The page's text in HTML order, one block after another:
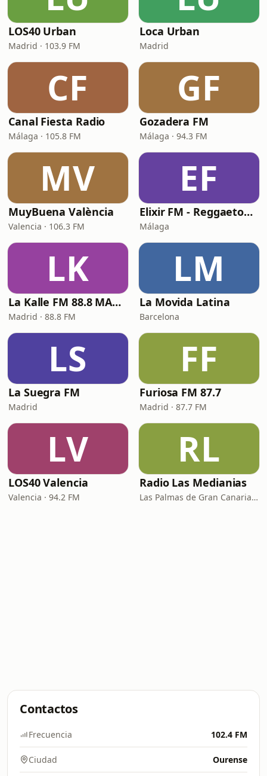
LOS40 Urban
Madrid · 103.9 FM
Loca Urban
Madrid
CF
Canal Fiesta Radio
Málaga · 105.8 FM
GF
Gozadera FM
Málaga · 94.3 FM
MV
MuyBuena València
Valencia · 106.3 FM
EF
Elixir FM - Reggaeton Party
Málaga
LK
La Kalle FM 88.8 MADRID
Madrid · 88.8 FM
LM
La Movida Latina
Barcelona
LS
La Suegra FM
Madrid
FF
Furiosa FM 87.7
Madrid · 87.7 FM
LV
LOS40 Valencia
Valencia · 94.2 FM
RL
Radio Las Medianias
Las Palmas de Gran Canaria · 92.2 FM, 100.2 FM, 98.7 FM
Contactos
Frecuencia 102.4 FM
Ciudad Ourense